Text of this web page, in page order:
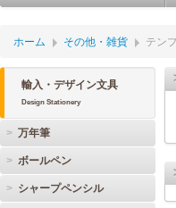
ホーム その他・雑貨 テン
輸入・デザイン文具
Design Stationery
万年筆
ボールペン
シャープペンシル